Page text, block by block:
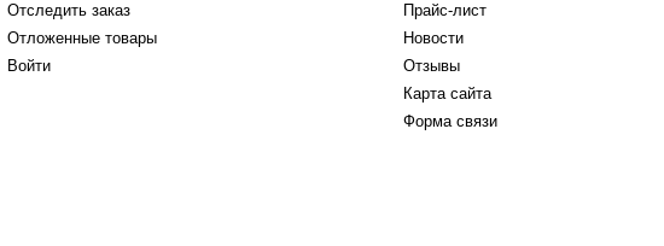
Отследить заказ
Отложенные товары
Войти
Прайс-лист
Новости
Отзывы
Карта сайта
Форма связи